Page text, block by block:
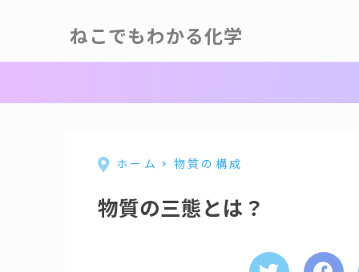
ねこでもわかる化学
ホーム 物質の構成
物質の三態とは？